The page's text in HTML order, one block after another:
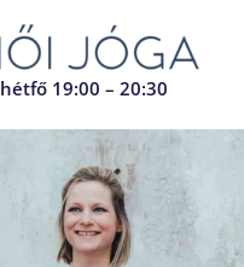
hétfő 19:00 – 20:30